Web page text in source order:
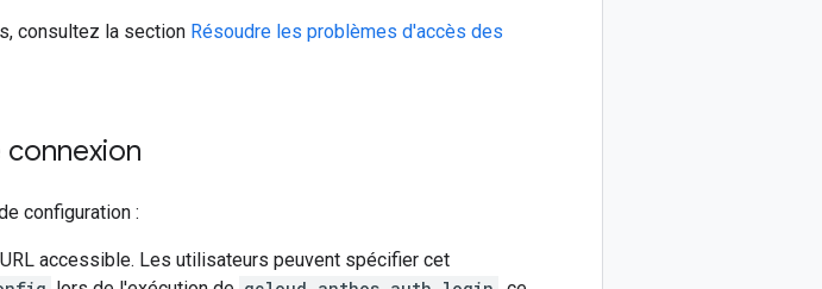
consultez la section Résoudre les problèmes d'accès des
configuration :
accessible. Les utilisateurs peuvent spécifier cet